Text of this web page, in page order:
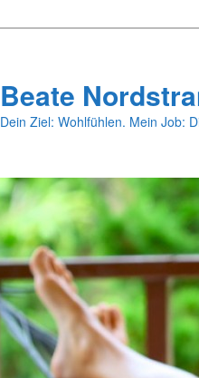
Beate
Dein Ziel: Wohlfühlen. Mein Job: